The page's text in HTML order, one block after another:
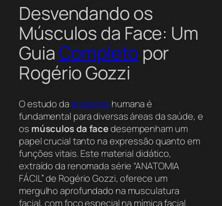
Desvendando os
Músculos da Face: Um
Guia Completo por
Rogério Gozzi
O estudo daanatomia humana é
fundamental para diversas áreas da saúde, e
os músculos da facedesempenham um
papel crucial tanto na expressão quanto em
funções vitais. Este material didático,
extraído da renomada série “ANATOMIA
FÁCIL” de Rogério Gozzi, oferece um
mergulho aprofundado na musculatura
facial, com foco especial na mímica facial.